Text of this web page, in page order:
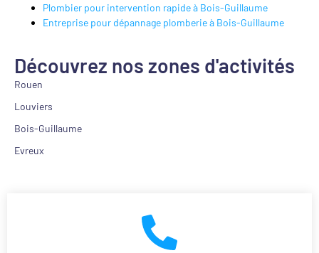
Plombier pour intervention rapide à Bois-Guillaume
Entreprise pour dépannage plomberie à Bois-Guillaume
Découvrez nos zones d'activités
Rouen
Louviers
Bois-Guillaume
Evreux